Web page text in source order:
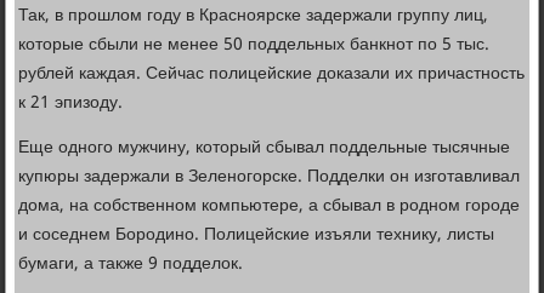
Так, в прошлом году в Красноярске задержали группу лиц,
которые сбыли не менее 50 поддельных банкнот по 5 тыс.
рублей каждая. Сейчас полицейские доказали их причастность
к 21 эпизоду.
Еще одного мужчину, который сбывал поддельные тысячные
купюры задержали в Зеленогорске. Подделки он изготавливал
дома, на собственном компьютере, а сбывал в родном городе
и соседнем Бородино. Полицейские изъяли технику, листы
бумаги, а также 9 подделок.